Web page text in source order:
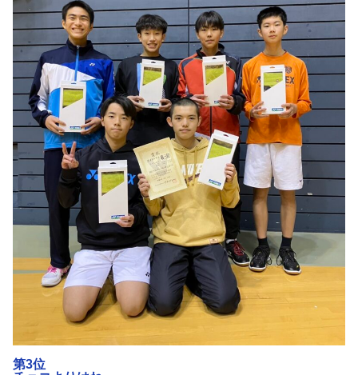
第3位